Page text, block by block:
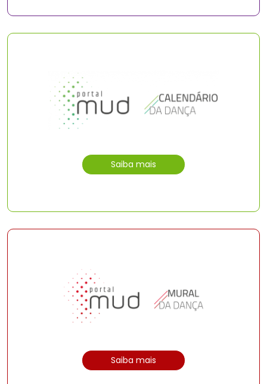
Saiba mais
Saiba mais